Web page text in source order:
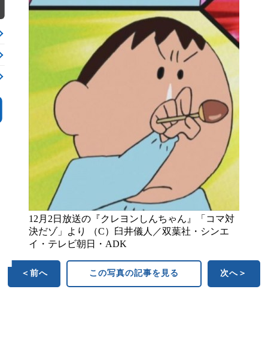
12月2日放送の『クレヨンしんちゃん』「コマ対
決だゾ」より （C）臼井儀人／双葉社・シンエ
イ・テレビ朝日・ADK
＜前へ この写真の記事を見る 次へ＞